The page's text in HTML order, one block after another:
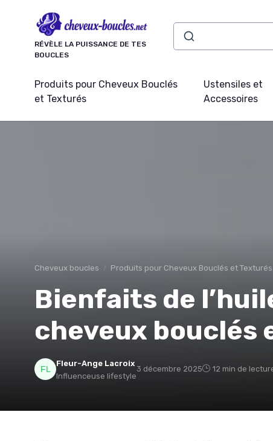
RÉVÈLE LA PUISSANCE DE TES
BOUCLES
Produits pour Cheveux Bouclés
et Texturés
Ustensiles et
Accessoires
Cheveux boucles Produits pour Cheveux Bouclés et Texturés
Bienfaits de
cheveux bouclés
Fleur-Ange Lacroix
Influenceuse lifestyle
3 décembre 2025 12 min de